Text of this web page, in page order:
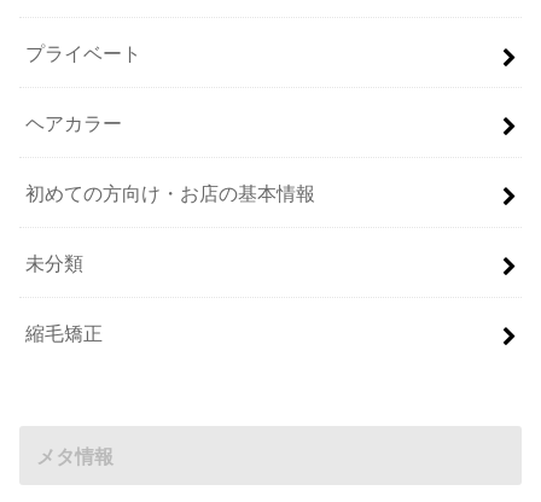
プライベート
ヘアカラー
初めての方向け・お店の基本情報
未分類
縮毛矯正
メタ情報